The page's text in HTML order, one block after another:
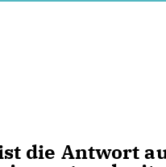
die Antwort